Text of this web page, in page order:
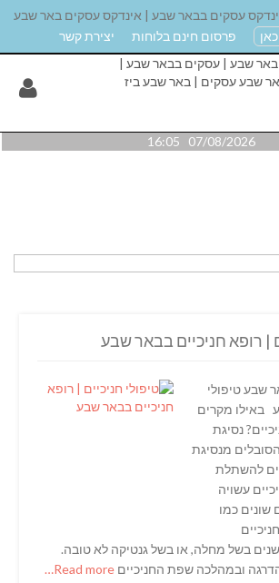
עסקים בבאר שבע | אינדקס עסקים באר שבע
פרסום חינם בלוחות יצירת קשר
07/08/2026 16:05
| רופא חניכיים בבאר שבע
שבע טיפולי
באילו מקרים
נסיגת
מנסיגת
להשתלת
עשויה
שונים כמו
בשל מחלה, או בשל גנטיקה לא טובה.
ובמהלכה שפת החניכיים